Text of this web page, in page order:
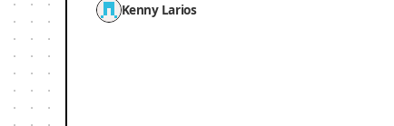
Kenny Larios